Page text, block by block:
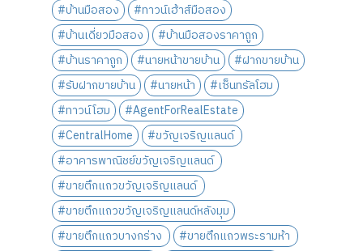
#บ้านมือสอง
#ทาวน์เฮ้าส์มือสอง
#บ้านเดี่ยวมือสอง
#บ้านมือสองราคาถูก
#บ้านราคาถูก
#นายหน้าขายบ้าน
#ฝากขายบ้าน
#รับฝากขายบ้าน
#นายหน้า
#เซ็นทรัลโฮม
#ทาวน์โฮม
#AgentForRealEstate
#CentralHome
#ขวัญเจริญแลนด์
#อาคารพาณิชย์ขวัญเจริญแลนด์
#ขายตึกแถวขวัญเจริญแลนด์
#ขายตึกแถวขวัญเจริญแลนด์หลังมุม
#ขายตึกแถวบางกร่าง
#ขายตึกแถวพระรามห้า